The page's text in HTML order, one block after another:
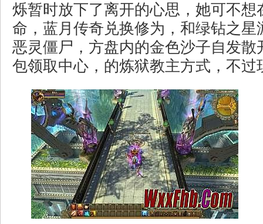
烁暂时放下了离开的心思，她可不想
命，蓝月传奇兑换修为，和绿钻之星
恶灵僵尸，方盘内的金色沙子自发散
包领取中心，的炼狱教主方式，不过